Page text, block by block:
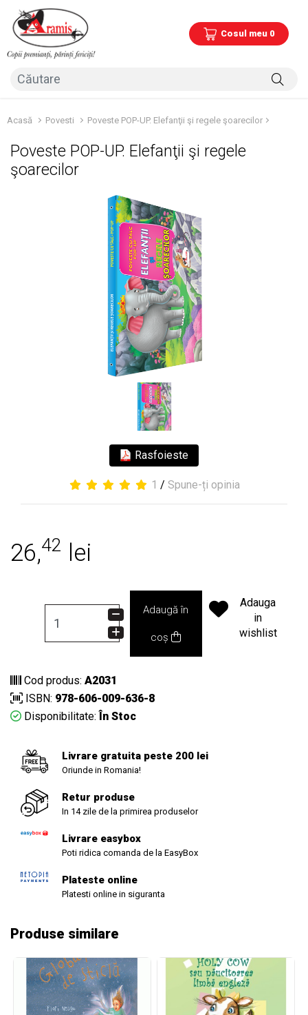
Cosul meu 0
Acasă Povesti Poveste POP-UP. Elefanţii şi regele şoarecilor
Poveste POP-UP. Elefanţii şi regele
şoarecilor
Rasfoieste
1 / Spune-ți opinia
26,42 lei
Adaugă în
coș
Adauga
in
wishlist
Cod produs: A2031
ISBN: 978-606-009-636-8
Disponibilitate: În Stoc
Livrare gratuita peste 200 lei
Oriunde in Romania!
Retur produse
In 14 zile de la primirea produselor
Livrare easybox
Poti ridica comanda de la EasyBox
Plateste online
Platesti online in siguranta
Produse similare